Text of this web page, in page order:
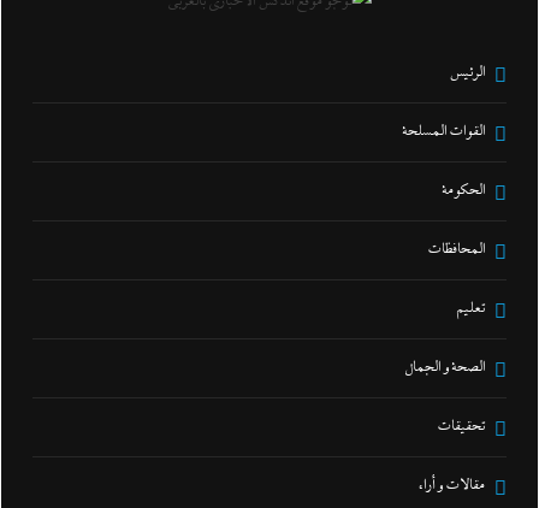
الرئيس
القوات المسلحة
الحكومة
المحافظات
تعليم
الصحة و الجمال
تحقيقات
مقالات و أراء